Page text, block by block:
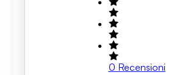
0 Recensioni